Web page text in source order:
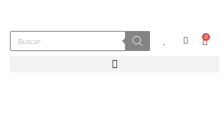
conteúdo
Pesquisar
produtos
0